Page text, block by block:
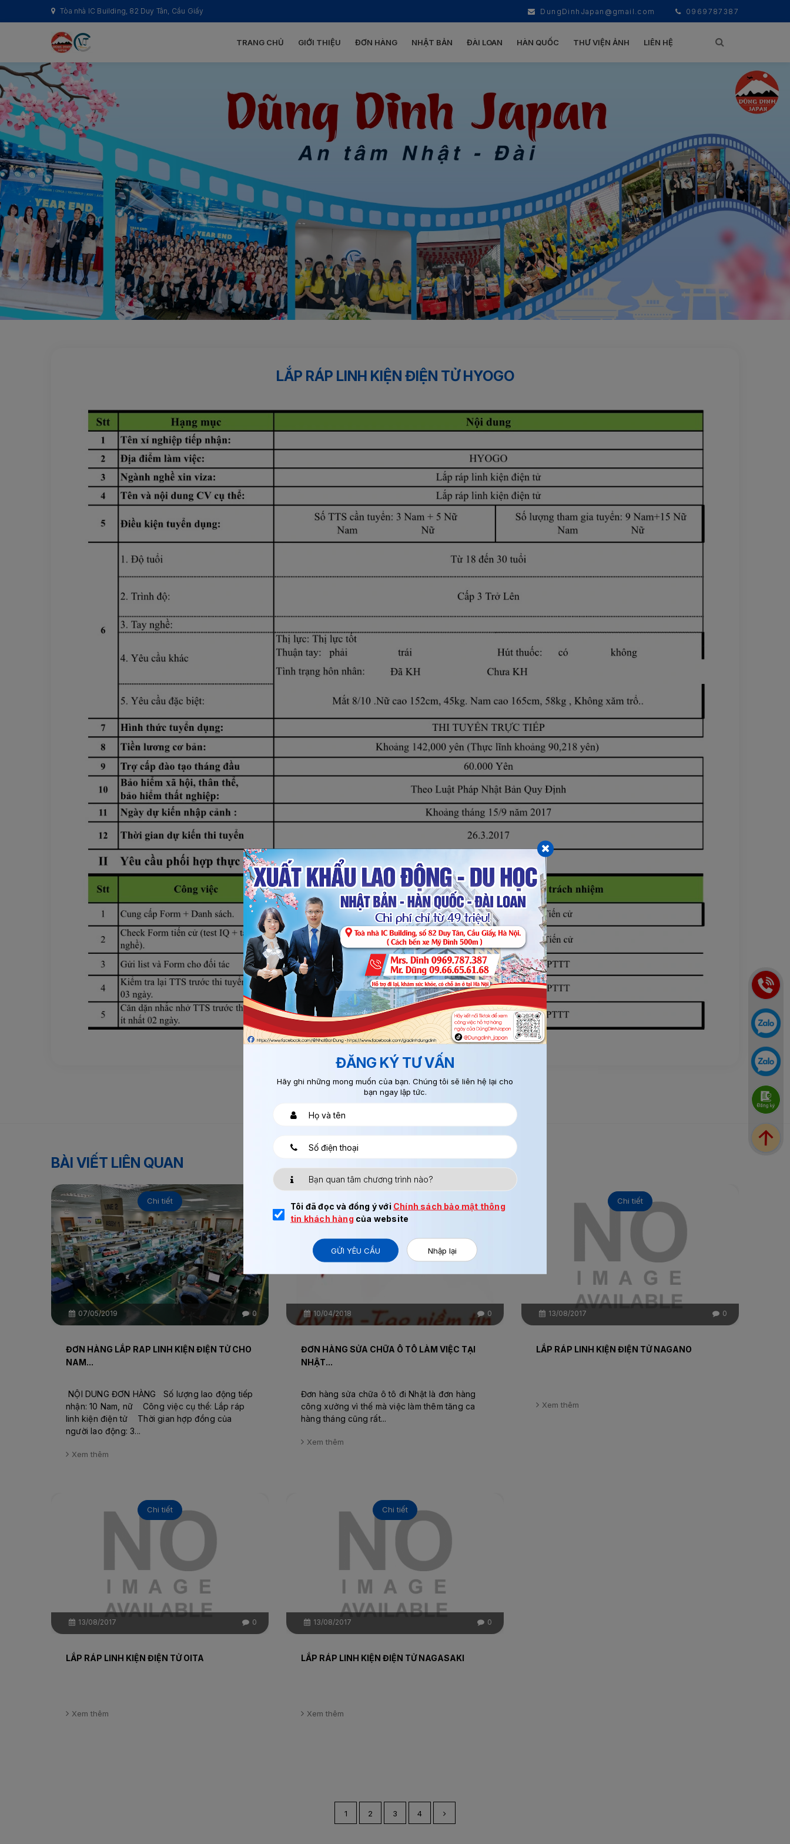
Tòa nhà IC Building, 82 Duy Tân, Cầu Giấy DungDinhJapan@gmail.com 0969787387
TRANG CHỦ GIỚI THIỆU ĐƠN HÀNG NHẬT BẢN ĐÀI LOAN HÀN QUỐC THƯ VIỆN ẢNH LIÊN HỆ
LẮP RÁP LINH KIỆN ĐIỆN TỬ HYOGO
BÀI VIẾT LIÊN QUAN
07/05/2019 0
Chi tiết
ĐƠN HÀNG LẮP RAP LINH KIỆN ĐIỆN TỬ CHO
NAM...
NỘI DUNG ĐƠN HÀNG Số lượng lao động tiếp
nhận: 10 Nam, nữ Công việc cụ thể: Lắp ráp
linh kiện điện tử Thời gian hợp đồng của
người lao động: 3...
Xem thêm
10/04/2018 0
Chi tiết
ĐƠN HÀNG SỬA CHỮA Ô TÔ LÀM VIỆC TẠI
NHẬT...
Đơn hàng sửa chữa ô tô đi Nhật là đơn hàng
công xưởng vì thế mà việc làm thêm tăng ca
hàng tháng cũng rất...
Xem thêm
13/08/2017 0
Chi tiết
LẮP RÁP LINH KIỆN ĐIỆN TỬ NAGANO
Xem thêm
13/08/2017 0
Chi tiết
LẮP RÁP LINH KIỆN ĐIỆN TỬ OITA
Xem thêm
13/08/2017 0
Chi tiết
LẮP RÁP LINH KIỆN ĐIỆN TỬ NAGASAKI
Xem thêm
1 2 3 4
ĐĂNG KÝ TƯ VẤN
Hãy ghi những mong muốn của bạn. Chúng tôi sẽ liên hệ lại cho
bạn ngay lập tức.
Tôi đã đọc và đồng ý với Chính sách bảo mật thông
tin khách hàng của website
GỬI YÊU CẦU Nhập lại